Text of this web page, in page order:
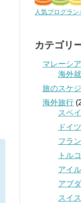
人気ブログラン
カテゴリ
マレーシ
海外
旅のスケ
海外旅行
スペ
ドイツ
フラ
トルコ
アイ
アブ
スイス